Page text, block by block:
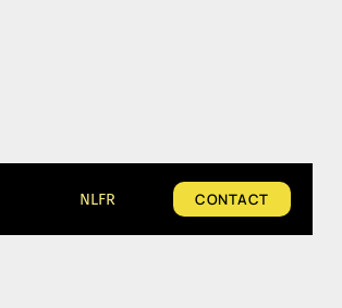
NLFR CONTACT